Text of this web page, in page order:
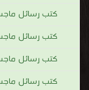
كتب رسائل
كتب رسائل
كتب رسائل
كتب رسائل